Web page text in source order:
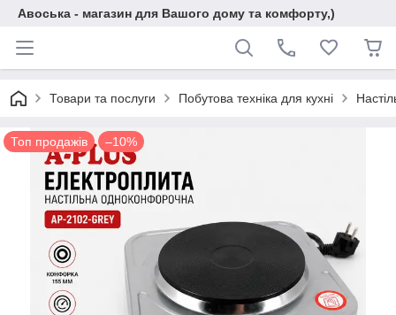
Авоська - магазин для Вашого дому та комфорту,)
Товари та послуги Побутова техніка для кухні
Топ продажів –10%